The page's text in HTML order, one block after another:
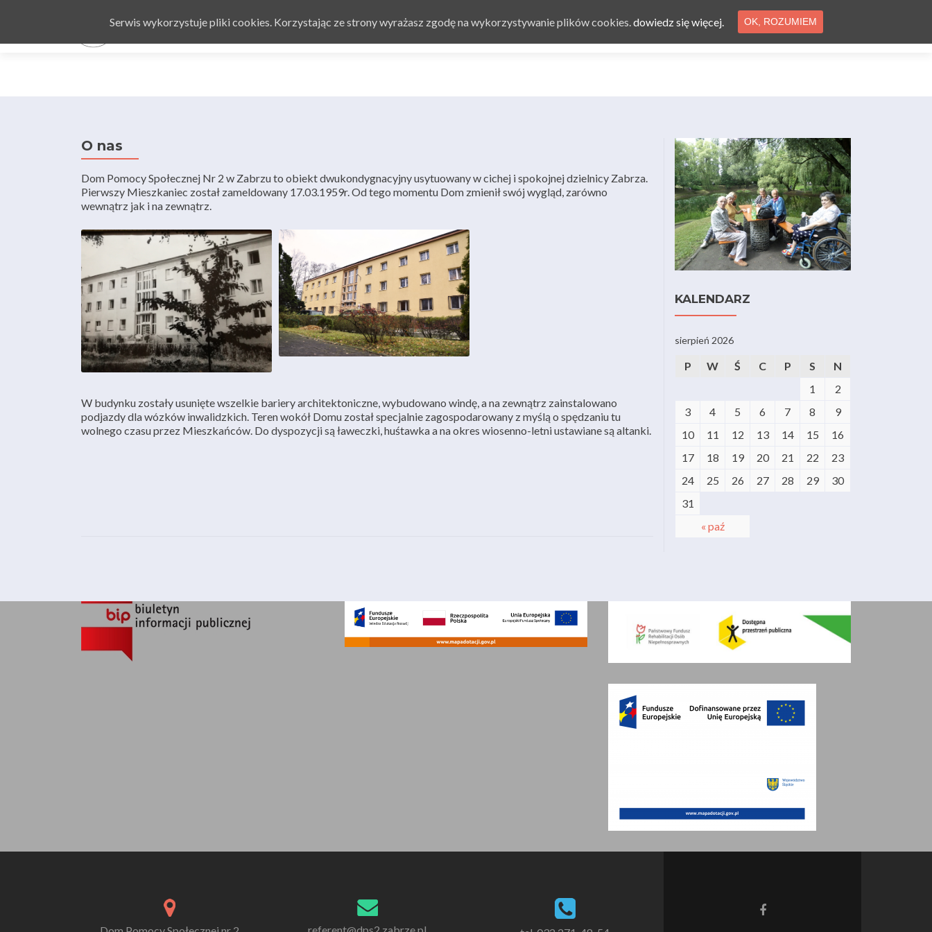
Strona główna
O nas Oferta Aktualności Ogłoszenia
O nas
Dom Pomocy Społecznej Nr 2 w Zabrzu to obiekt dwukondygnacyjny usytuowany w cichej i spokojnej dzielnicy Zabrza.
Pierwszy Mieszkaniec został zameldowany 17.03.1959r. Od tego momentu Dom zmienił swój wygląd, zarówno
wewnątrz jak i na zewnątrz.
W budynku zostały usunięte wszelkie bariery architektoniczne, wybudowano windę, a na zewnątrz zainstalowano
podjazdy dla wózków inwalidzkich. Teren wokół Domu został specjalnie zagospodarowany z myślą o spędzaniu tu
wolnego czasu przez Mieszkańców. Do dyspozycji są ławeczki,huśtawka a na okres wiosenno-letni ustawiane są altanki.
KALENDARZ
sierpień 2026
P W Ś C P S N
« paź
1
2
3
4 5 6 7 8
9
10
11 12 13 14 15
16
17
18 19 20 21 22
23
24
25 26 27 28 29
30
31
Go
Serwis wykorzystuje pliki cookies. Korzystając ze strony wyrażasz zgodę na wykorzystywanie plików cookies. dowiedz się więcej. OK, ROZUMIEM